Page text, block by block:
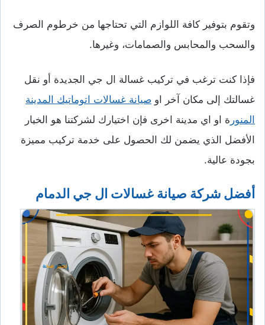
وتقوم بتوفير كافة اللوازم التي تحتاجها من خرطوم الصرف
والسحب والمحابس والصمامات، وغيرها.
فإذا كنت ترغب في تركيب غسالة ال جي الجديدة أو نقل
غسالتك إلى مكان آخر او صيانة غسالات اتوماتيك المدينة
المنور ة او اي مدينة اخرى فإن اختيارك لشركتنا هو الخيار
الأفضل الذي يضمن لك الحصول على خدمة تركيب مميزة
بجودة عالية.
أفضل شركة صيانة غسالات ال جي الدمام